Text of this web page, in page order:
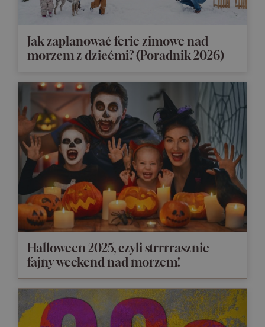
Jak zaplanować ferie zimowe nad
morzem z dziećmi? (Poradnik 2026)
Halloween 2025, czyli strrrrasznie
fajny weekend nad morzem!